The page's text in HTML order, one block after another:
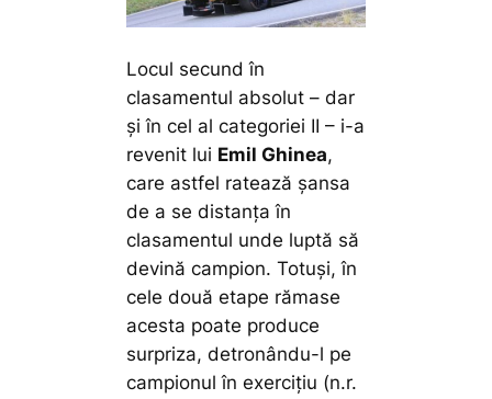
Locul secund în
clasamentul absolut – dar
și în cel al categoriei II – i-a
revenit lui Emil Ghinea,
care astfel ratează șansa
de a se distanța în
clasamentul unde luptă să
devină campion. Totuși, în
cele două etape rămase
acesta poate produce
surpriza, detronându-l pe
campionul în exercițiu (n.r.